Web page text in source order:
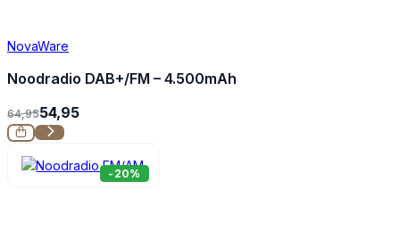
NovaWare
Noodradio DAB+/FM – 4.500mAh
64,9554,95
-20%